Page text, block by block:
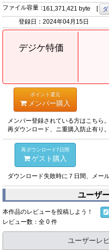
ファイル容量：161,371,421 byte [
登録日： 2024年04月15日
デジケ特価
ポイント還元
メンバー購入
メンバー登録されている方はこちら。
再ダウンロード、ニ重購入防止有り
再ダウンロード7日間
ゲスト購入
ダウンロード失敗時に７日間、メー
ユーザ
本作品のレビューを投稿しよう！
レビュー数：全 0 件
ユーザーレ